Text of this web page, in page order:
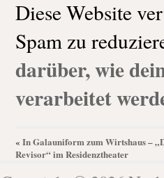
Diese Website
Spam zu
darüber, wie
verarbeitet
« In Galauniform zum Wirtshaus –
Revisor“ im Residenztheater